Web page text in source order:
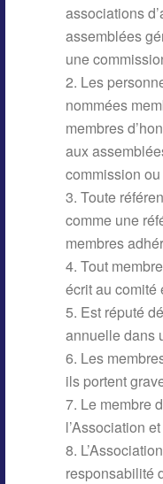
associations
assemblées
une
2. Les
nommées
membres
aux
commission
3. Toute
comme une
membres
4. Tout
écrit au comité
5. Est réputé
annuelle dans
6. Les
ils portent
7. Le membre
l’Association
8.
responsabilité